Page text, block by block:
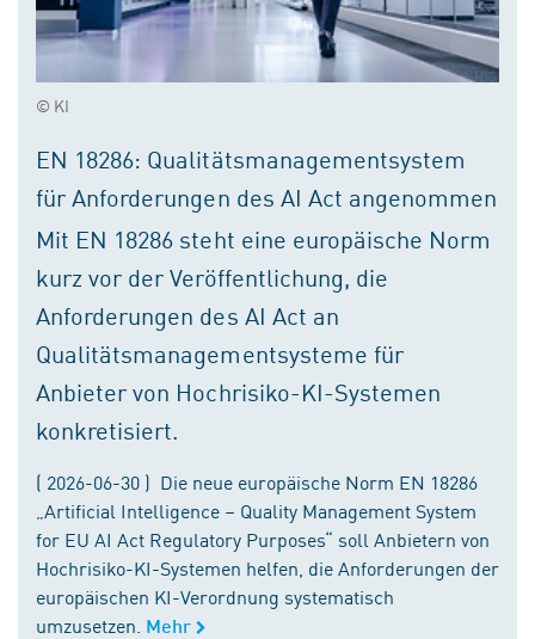
© KI
EN 18286: Qualitätsmanagementsystem
für Anforderungen des AI Act angenommen
Mit EN 18286 steht eine europäische Norm
kurz vor der Veröffentlichung, die
Anforderungen des AI Act an
Qualitätsmanagementsysteme für
Anbieter von Hochrisiko-KI-Systemen
konkretisiert.
( 2026-06-30 ) Die neue europäische Norm EN 18286
„Artificial Intelligence – Quality Management System
for EU AI Act Regulatory Purposes“ soll Anbietern von
Hochrisiko-KI-Systemen helfen, die Anforderungen der
europäischen KI-Verordnung systematisch
umzusetzen. Mehr